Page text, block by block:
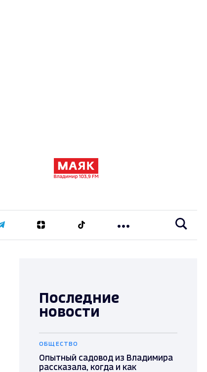
Последние
новости
ОБЩЕСТВО
Опытный садовод из Владимира
рассказала, когда и как